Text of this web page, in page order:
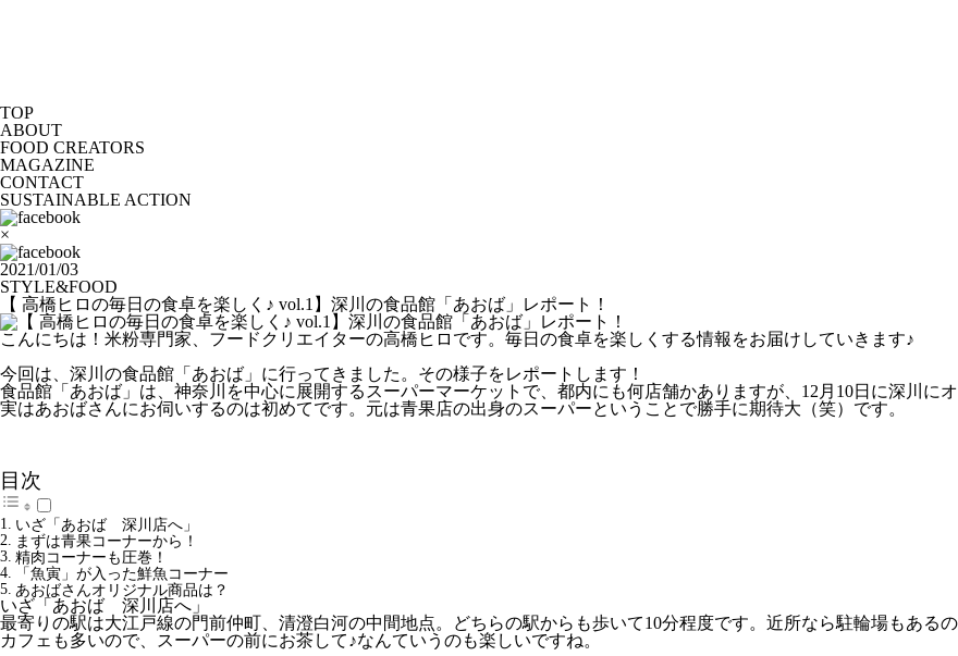
TOP
ABOUT
FOOD CREATORS
MAGAZINE
CONTACT
SUSTAINABLE ACTION
×
2021/01/03
STYLE&FOOD
【 高橋ヒロの毎日の食卓を楽しく♪ vol.1】深川の食品館「あおば」レポート！
こんにちは！米粉専門家、フードクリエイターの高橋ヒロです。毎日の食卓を楽しくする情報をお届けしていきます♪
今回は、深川の食品館「あおば」に行ってきました。その様子をレポートします！
食品館「あおば」は、神奈川を中心に展開するスーパーマーケットで、都内にも何店舗かありますが、12月10日に深川に
実はあおばさんにお伺いするのは初めてです。元は青果店の出身のスーパーということで勝手に期待大（笑）です。
目次
いざ「あおば 深川店へ」
まずは青果コーナーから！
精肉コーナーも圧巻！
「魚寅」が入った鮮魚コーナー
あおばさんオリジナル商品は？
いざ「あおば 深川店へ」
最寄りの駅は大江戸線の門前仲町、清澄白河の中間地点。どちらの駅からも歩いて10分程度です。近所なら駐輪場もある
カフェも多いので、スーパーの前にお茶して♪なんていうのも楽しいですね。